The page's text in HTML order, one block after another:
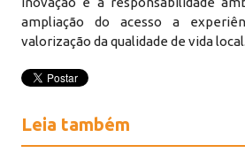
ampliação do acesso a
valorização da qualidade de vida local.
Leia também